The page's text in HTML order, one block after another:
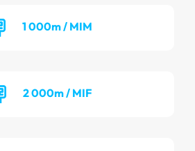
1 000m / MIM
2 000m / MIF